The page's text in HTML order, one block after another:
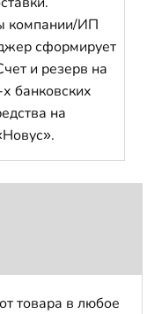
компании/ИП
сформирует
и резерв на
банковских
на
товара в любое